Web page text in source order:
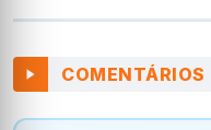
COMENTÁRIOS